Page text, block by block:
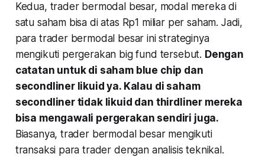
Kedua, trader bermodal besar, modal mereka di
satu saham bisa di atas Rp1 miliar per saham. Jadi,
para trader bermodal besar ini strateginya
mengikuti pergerakan big fund tersebut. Dengan
catatan untuk di saham blue chip dan
secondliner likuid ya. Kalau di saham
secondliner tidak likuid dan thirdliner mereka
bisa mengawali pergerakan sendiri juga.
Biasanya, trader bermodal besar mengikuti
transaksi para trader dengan analisis teknikal.